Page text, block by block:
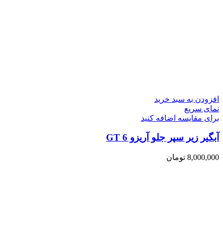
افزودن به سبد خرید
نمای سریع
برای مقایسه اضافه کنید
آبگیر زیر سپر جلو آریزو 6 GT
8,000,000 تومان